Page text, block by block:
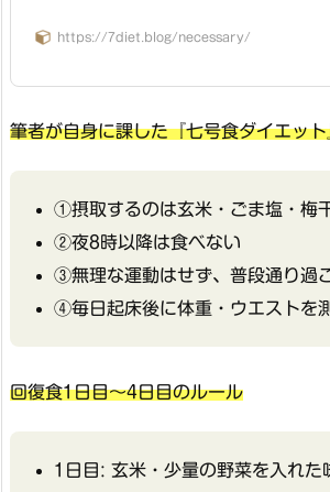
https://7diet.blog/necessary/
筆者が自身に課した『七号食ダイエッ
①摂取するのは玄米・ごま塩・梅
②夜8時以降は食べない
③無理な運動はせず、普段通り過
④毎日起床後に体重・ウエストを
回復食1日目～4日目のルール
1日目: 玄米・少量の野菜を入れた